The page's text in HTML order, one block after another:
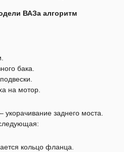
ВАЗа алгоритм
бака.
на мотор.
укорачивание заднего моста.
кольцо фланца.